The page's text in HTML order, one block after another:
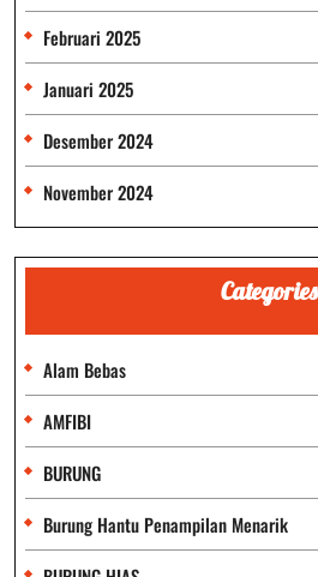
Februari 2025
Januari 2025
Desember 2024
November 2024
Categories
Alam Bebas
AMFIBI
BURUNG
Burung Hantu Penampilan Menarik